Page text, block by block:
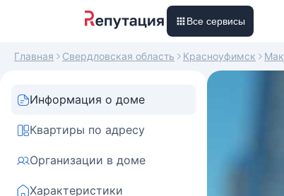
Все сервисы
Главная Свердловская область Красноуфимск
Информация о доме
Квартиры по адресу
Организации в доме
Характеристики